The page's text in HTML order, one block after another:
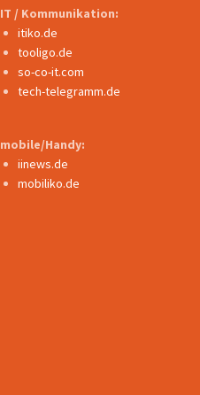
IT / Kommunikation:
itiko.de
tooligo.de
so-co-it.com
tech-telegramm.de
mobile/Handy:
iinews.de
mobiliko.de